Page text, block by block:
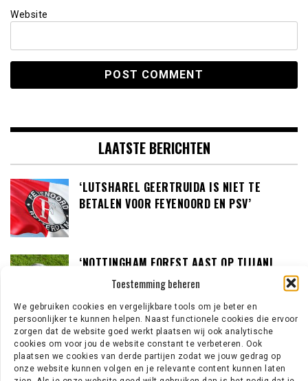
Toestemming beheren
We gebruiken cookies en vergelijkbare tools om je beter en
persoonlijker te kunnen helpen. Naast functionele cookies die ervoor
zorgen dat de website goed werkt plaatsen wij ook analytische
cookies om voor jou de website constant te verbeteren. Ook
plaatsen we cookies van derde partijen zodat we jouw gedrag op
onze website kunnen volgen en je relevante content kunnen laten
Website
LAATSTE BERICHTEN
‘LUTSHAREL GEERTRUIDA IS NIET TE
BETALEN VOOR FEYENOORD EN PSV’
‘NOTTINGHAM FOREST AAST OP TIJJANI
REIJNDERS’
‘LOUIS VAN GAAL BEREID OM IN GESPREK TE
GAAN MET DE KNVB’